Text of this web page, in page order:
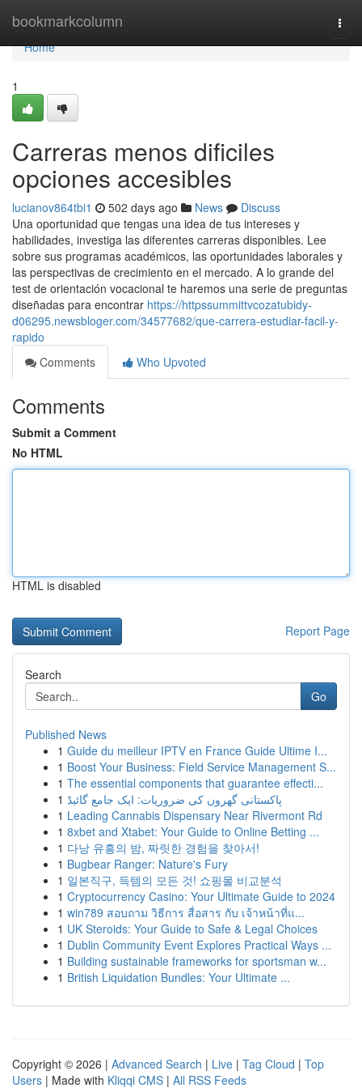
bookmarkcolumn
Home
Home
1
Carreras menos dificiles
opciones accesibles
lucianov864tbi1 502 days ago News
Discuss
Una oportunidad que tengas una idea de tus intereses y
habilidades, investiga las diferentes carreras disponibles. Lee
sobre sus programas académicos, las oportunidades laborales y
las perspectivas de crecimiento en el mercado. A lo grande del
test de orientación vocacional te haremos una serie de preguntas
diseñadas para encontrar https://httpssummittvcozatubidy-
d06295.newsbloger.com/34577682/que-carrera-estudiar-facil-y-
rapido
Comments
Who Upvoted
Comments
Submit a Comment
No HTML
HTML is disabled
Report Page
Search
Go
Published News
1 Guide du meilleur IPTV en France Guide Ultime I...
1 Boost Your Business: Field Service Management S...
1 The essential components that guarantee effecti...
1 پاکستانی گھروں کی ضروریات: ایک جامع گائیڈ
1 Leading Cannabis Dispensary Near Rivermont Rd
1 8xbet and Xtabet: Your Guide to Online Betting ...
1 다낭 유흥의 밤, 짜릿한 경험을 찾아서!
1 Bugbear Ranger: Nature's Fury
1 일본직구, 득템의 모든 것! 쇼핑몰 비교분석
1 Cryptocurrency Casino: Your Ultimate Guide to 2024
1 win789 สอบถาม วิธีการ สื่อสาร กับ เจ้าหน้าที่แ...
1 UK Steroids: Your Guide to Safe & Legal Choices
1 Dublin Community Event Explores Practical Ways ...
1 Building sustainable frameworks for sportsman w...
1 British Liquidation Bundles: Your Ultimate ...
Copyright © 2026 | Advanced Search | Live | Tag Cloud | Top
Users | Made with Kliqqi CMS | All RSS Feeds